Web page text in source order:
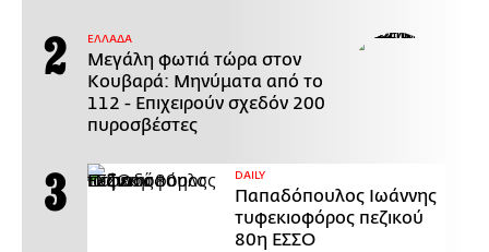
ΕΛΛΑΔΑ
Μεγάλη φωτιά τώρα στον
Κουβαρά: Μηνύματα από το
112 - Επιχειρούν σχεδόν 200
πυροσβέστες
DAILY
Παπαδόπουλος Ιωάννης
τυφεκιοφόρος πεζικού
80η ΕΣΣΟ